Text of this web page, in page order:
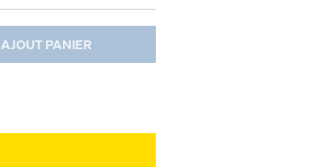
AJOUT PANIER